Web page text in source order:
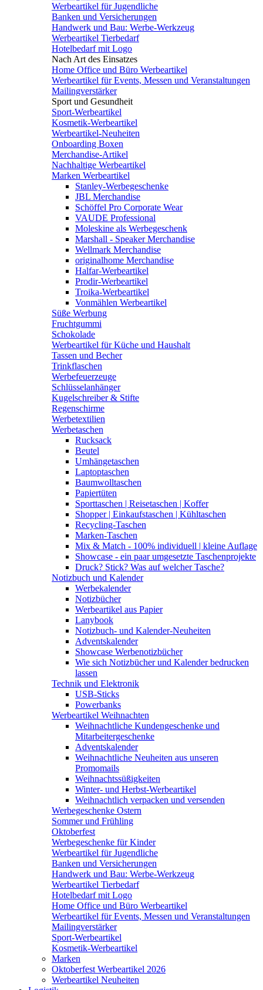
Werbeartikel für Jugendliche
Banken und Versicherungen
Handwerk und Bau: Werbe-Werkzeug
Werbeartikel Tierbedarf
Hotelbedarf mit Logo
Nach Art des Einsatzes
Home Office und Büro Werbeartikel
Werbeartikel für Events, Messen und Veranstaltungen
Mailingverstärker
Sport und Gesundheit
Sport-Werbeartikel
Kosmetik-Werbeartikel
Werbeartikel-Neuheiten
Onboarding Boxen
Merchandise-Artikel
Nachhaltige Werbeartikel
Marken Werbeartikel
Stanley-Werbegeschenke
JBL Merchandise
Schöffel Pro Corporate Wear
VAUDE Professional
Moleskine als Werbegeschenk
Marshall - Speaker Merchandise
Wellmark Merchandise
originalhome Merchandise
Halfar-Werbeartikel
Prodir-Werbeartikel
Troika-Werbeartikel
Vonmählen Werbeartikel
Süße Werbung
Fruchtgummi
Schokolade
Werbeartikel für Küche und Haushalt
Tassen und Becher
Trinkflaschen
Werbefeuerzeuge
Schlüsselanhänger
Kugelschreiber & Stifte
Regenschirme
Werbetextilien
Werbetaschen
Rucksack
Beutel
Umhängetaschen
Laptoptaschen
Baumwolltaschen
Papiertüten
Sporttaschen | Reisetaschen | Koffer
Shopper | Einkaufstaschen | Kühltaschen
Recycling-Taschen
Marken-Taschen
Mix & Match - 100% individuell | kleine Auflage
Showcase - ein paar umgesetzte Taschenprojekte
Druck? Stick? Was auf welcher Tasche?
Notizbuch und Kalender
Werbekalender
Notizbücher
Werbeartikel aus Papier
Lanybook
Notizbuch- und Kalender-Neuheiten
Adventskalender
Showcase Werbenotizbücher
Wie sich Notizbücher und Kalender bedrucken
lassen
Technik und Elektronik
USB-Sticks
Powerbanks
Werbeartikel Weihnachten
Weihnachtliche Kundengeschenke und
Mitarbeitergeschenke
Adventskalender
Weihnachtliche Neuheiten aus unseren
Promomails
Weihnachtssüßigkeiten
Winter- und Herbst-Werbeartikel
Weihnachtlich verpacken und versenden
Werbegeschenke Ostern
Sommer und Frühling
Oktoberfest
Werbegeschenke für Kinder
Werbeartikel für Jugendliche
Banken und Versicherungen
Handwerk und Bau: Werbe-Werkzeug
Werbeartikel Tierbedarf
Hotelbedarf mit Logo
Home Office und Büro Werbeartikel
Werbeartikel für Events, Messen und Veranstaltungen
Mailingverstärker
Sport-Werbeartikel
Kosmetik-Werbeartikel
Marken
Oktoberfest Werbeartikel 2026
Werbeartikel Neuheiten